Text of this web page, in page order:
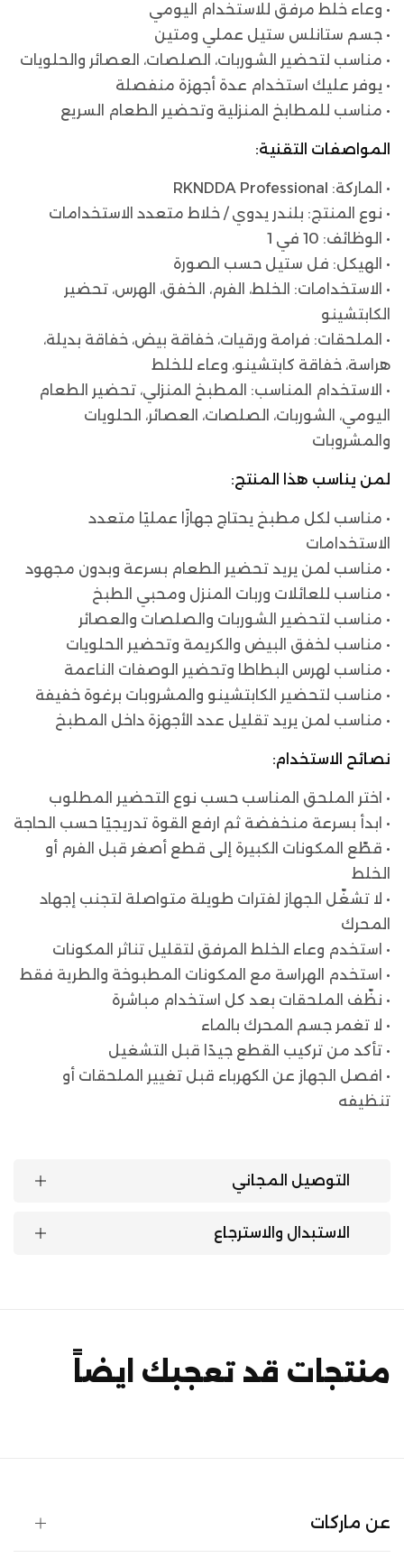
• وعاء خلط مرفق للاستخدام اليومي
• جسم ستانلس ستيل عملي ومتين
• مناسب لتحضير الشوربات، الصلصات، العصائر والحلويات
• يوفر عليك استخدام عدة أجهزة منفصلة
• مناسب للمطابخ المنزلية وتحضير الطعام السريع
المواصفات التقنية:
• الماركة: RKNDDA Professional
• نوع المنتج: بلندر يدوي / خلاط متعدد الاستخدامات
• الوظائف: 10 في 1
• الهيكل: فل ستيل حسب الصورة
• الاستخدامات: الخلط، الفرم، الخفق، الهرس، تحضير
الكابتشينو
• الملحقات: فرامة ورقيات، خفاقة بيض، خفاقة بديلة،
هراسة، خفاقة كابتشينو، وعاء للخلط
• الاستخدام المناسب: المطبخ المنزلي، تحضير الطعام
اليومي، الشوربات، الصلصات، العصائر، الحلويات
والمشروبات
لمن يناسب هذا المنتج:
• مناسب لكل مطبخ يحتاج جهازًا عمليًا متعدد
الاستخدامات
• مناسب لمن يريد تحضير الطعام بسرعة وبدون مجهود
• مناسب للعائلات وربات المنزل ومحبي الطبخ
• مناسب لتحضير الشوربات والصلصات والعصائر
• مناسب لخفق البيض والكريمة وتحضير الحلويات
• مناسب لهرس البطاطا وتحضير الوصفات الناعمة
• مناسب لتحضير الكابتشينو والمشروبات برغوة خفيفة
• مناسب لمن يريد تقليل عدد الأجهزة داخل المطبخ
نصائح الاستخدام:
• اختر الملحق المناسب حسب نوع التحضير المطلوب
• ابدأ بسرعة منخفضة ثم ارفع القوة تدريجيًا حسب الحاجة
• قطّع المكونات الكبيرة إلى قطع أصغر قبل الفرم أو
الخلط
• لا تشغّل الجهاز لفترات طويلة متواصلة لتجنب إجهاد
المحرك
• استخدم وعاء الخلط المرفق لتقليل تناثر المكونات
• استخدم الهراسة مع المكونات المطبوخة والطرية فقط
• نظّف الملحقات بعد كل استخدام مباشرة
• لا تغمر جسم المحرك بالماء
• تأكد من تركيب القطع جيدًا قبل التشغيل
• افصل الجهاز عن الكهرباء قبل تغيير الملحقات أو
تنظيفه
التوصيل المجاني
الاستبدال والاسترجاع
منتجات قد تعجبك ايضاً
عن ماركات